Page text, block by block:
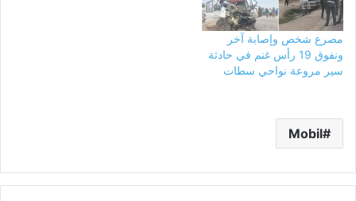
مصرع شخص وإصابة آخر
ونفوق 19 رأس غنم في حادثة
سير مروعة نواحي سطات
Mobil